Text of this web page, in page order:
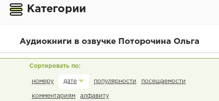
Категории
Аудиокниги в озвучке Поторочина Ольга
номеру дате популярности посещаемости
комментариям алфавиту